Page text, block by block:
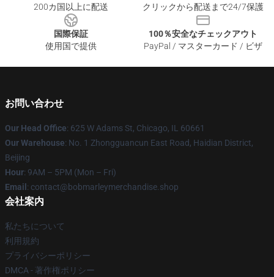
200カ国以上に配送
クリックから配送まで24/7保護
国際保証
使用国で提供
100％安全なチェックアウト
PayPal / マスターカード / ビザ
お問い合わせ
Our Head Office: 625 W Adams St, Chicago, IL 60661
Our Warehouse: No. 1 Zhongguancun East Road, Haidian District,
Beijing
Hour: 9AM – 5PM (Mon – Fri)
Email : contact@bobmarleymerchandise.shop
会社案内
私たちについて
利用規約
プライバシーポリシー
DMCA - 著作権ポリシー